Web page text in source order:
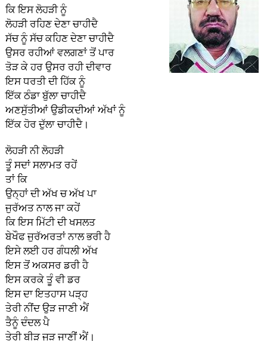
ਕਿ ਇਸ ਲੋਹੜੀ ਨੂੰ
ਲੋਹੜੀ ਰਹਿਣ ਦੇਣਾ ਚਾਹੀਦੈ
ਸੱਚ ਨੂੰ ਸੱਚ ਕਹਿਣ ਦੇਣਾ ਚਾਹੀਦੈ
ਉਸਰ ਰਹੀਆਂ ਵਲਗਣਾਂ ਤੋਂ ਪਾਰ
ਤੋੜ ਕੇ ਹਰ ਉਸਰ ਰਹੀ ਦੀਵਾਰ
ਇਸ ਧਰਤੀ ਦੀ ਹਿੱਕ ਨੂੰ
ਇੱਕ ਠੰਡਾ ਬੁੱਲਾ ਚਾਹੀਦੈ
ਅਣਸੁੱਤੀਆਂ ਉਡੀਕਦੀਆਂ ਅੱਖਾਂ ਨੂੰ
ਇੱਕ ਹੋਰ ਦੁੱਲਾ ਚਾਹੀਦੈ।
ਲੋਹੜੀ ਨੀ ਲੋਹੜੀ
ਤੂੰ ਸਦਾਂ ਸਲਾਮਤ ਰਹੇਂ
ਤਾਂ ਕਿ
ਉਨ੍ਹਾਂ ਦੀ ਅੱਖ ਚ ਅੱਖ ਪਾ
ਜੁਰੱਅਤ ਨਾਲ ਜਾ ਕਹੇਂ
ਕਿ ਇਸ ਮਿੱਟੀ ਦੀ ਖਸਲਤ
ਬੇਖੌਫ ਜੁਰੱਅਰਤਾਂ ਨਾਲ ਭਰੀ ਹੈ
ਇਸੇ ਲਈ ਹਰ ਗੰਧਲੀ ਅੱਖ
ਇਸ ਤੋਂ ਅਕਸਰ ਡਰੀ ਹੈ
ਇਸ ਕਰਕੇ ਤੂੰ ਵੀ ਡਰ
ਇਸ ਦਾ ਇਤਹਾਸ ਪੜ੍ਹ
ਤੇਰੀ ਨੀਂਦ ਉੜ ਜਾਣੀ ਐਂ
ਤੈਨੂੰ ਦੰਦਲ ਪੈ
ਤੇਰੀ ਬੀੜ ਜੁੜ ਜਾਣੀਂ ਐਂ।